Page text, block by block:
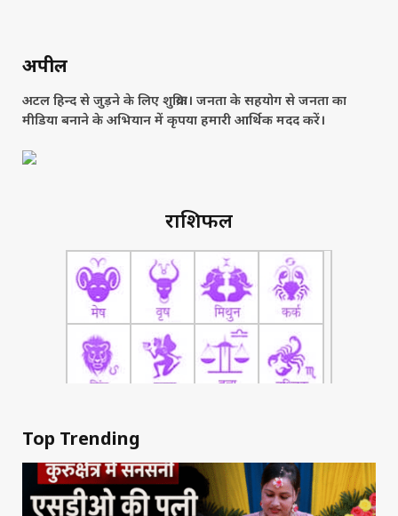
अपील
अटल हिन्द से जुड़ने के लिए शुक्रिया। जनता के सहयोग से जनता का
मीडिया बनाने के अभियान में कृपया हमारी आर्थिक मदद करें।
राशिफल
Top Trending